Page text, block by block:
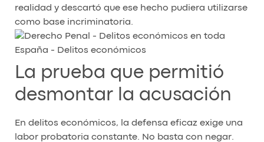
realidad y descartó que ese hecho pudiera utilizarse
como base incriminatoria.
La prueba que permitió
desmontar la acusación
En delitos económicos, la defensa eficaz exige una
labor probatoria constante. No basta con negar.